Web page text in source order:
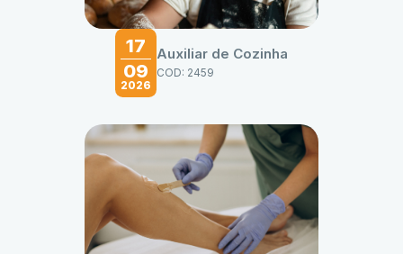
17
09
2026
Auxiliar de Cozinha
COD: 2459